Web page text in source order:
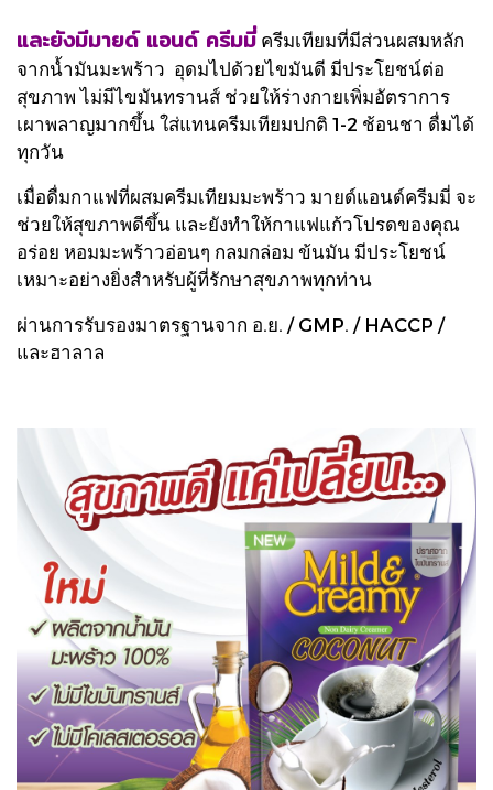
และยังมีมายด์ แอนด์ ครีมมี่ครีมเทียมที่มีส่วนผสมหลัก
จากน้ำมันมะพร้าว อุดมไปด้วยไขมันดี มีประโยชน์ต่อ
สุขภาพ ไม่มีไขมันทรานส์ ช่วยให้ร่างกายเพิ่มอัตราการ
เผาพลาญมากขึ้น ใส่แทนครีมเทียมปกติ 1-2 ช้อนชา ดื่มได้
ทุกวัน
เมื่อดื่มกาแฟที่ผสมครีมเทียมมะพร้าว มายด์แอนด์ครีมมี่ จะ
ช่วยให้สุขภาพดีขึ้น และยังทำให้กาแฟแก้วโปรดของคุณ
อร่อย หอมมะพร้าวอ่อนๆ กลมกล่อม ข้นมัน มีประโยชน์
เหมาะอย่างยิ่งสำหรับผู้ที่รักษาสุขภาพทุกท่าน
ผ่านการรับรองมาตรฐานจาก อ.ย. / GMP. / HACCP /
และฮาลาล